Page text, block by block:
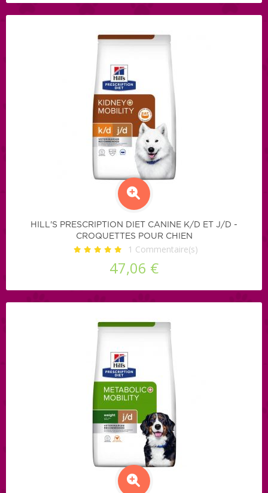
HILL'S PRESCRIPTION DIET CANINE K/D ET J/D -
CROQUETTES POUR CHIEN
1 Commentaire(s)
47,06 €